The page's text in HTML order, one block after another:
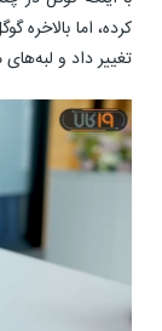
تغییر داد و